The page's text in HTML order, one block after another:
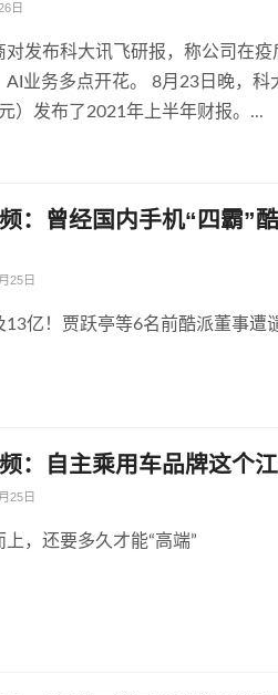
日
对发布科大讯飞研报，称公司在
AI业务多点开花。 8月23日晚，科
）发布了2021年上半年财报。...
：曾经国内手机“四霸”
25日
13亿！贾跃亭等6名前酷派董事遭
：自主乘用车品牌这个
25日
上，还要多久才能“高端”